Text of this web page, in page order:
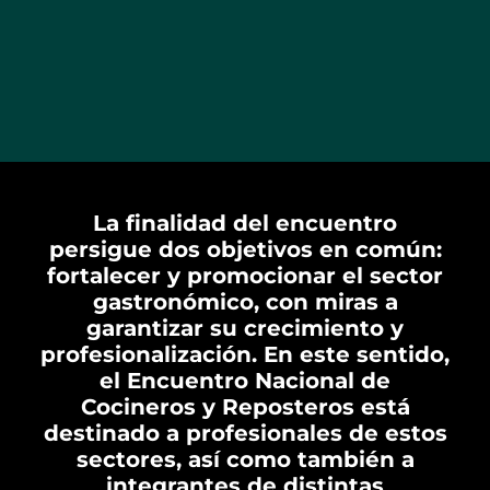
La finalidad del encuentro
persigue dos objetivos en común:
fortalecer y promocionar el sector
gastronómico, con miras a
garantizar su crecimiento y
profesionalización. En este sentido,
el Encuentro Nacional de
Cocineros y Reposteros está
destinado a profesionales de estos
sectores, así como también a